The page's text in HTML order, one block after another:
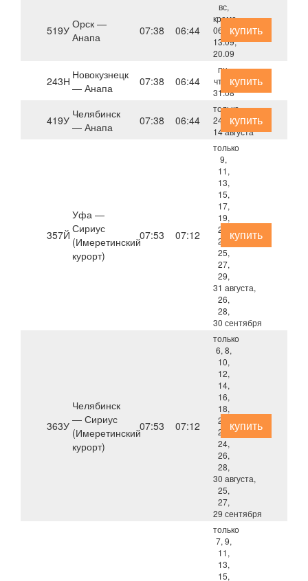
519У Орск —
Анапа
07:38 06:44
вс,
кроме
06.09,
13.09,
20.09
купить
243Н Новокузнецк
— Анапа
07:38 06:44
пн,
чт по
31.08
купить
419У Челябинск
— Анапа
07:38 06:44
только
24 июля,
14 августа
купить
357Й
Уфа —
Сириус
(Имеретинский
курорт)
07:53 07:12
только
9,
11,
13,
15,
17,
19,
21,
23,
25,
27,
29,
31 августа,
26,
28,
30 сентября
купить
363У
Челябинск
— Сириус
(Имеретинский
курорт)
07:53 07:12
только
6, 8,
10,
12,
14,
16,
18,
20,
22,
24,
26,
28,
30 августа,
25,
27,
29 сентября
купить
только
7, 9,
11,
13,
15,